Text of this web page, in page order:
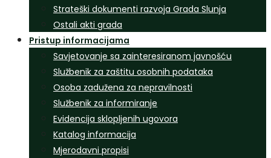
Strateški dokumenti razvoja Grada Slunja
Ostali akti grada
Pristup informacijama
Savjetovanje sa zainteresiranom javnošću
Službenik za zaštitu osobnih podataka
Osoba zadužena za nepravilnosti
Službenik za informiranje
Evidencija sklopljenih ugovora
Katalog informacija
Mjerodavni propisi